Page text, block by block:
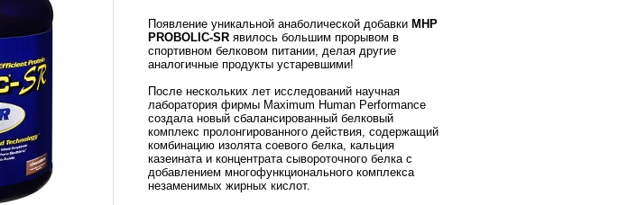
Появление уникальной анаболической добавки MHP
PROBOLIC-SR явилось большим прорывом в
спортивном белковом питании, делая другие
аналогичные продукты устаревшими!
После нескольких лет исследований научная
лаборатория фирмы Maximum Human Performance
создала новый сбалансированный белковый
комплекс пролонгированного действия, содержащий
комбинацию изолята соевого белка, кальция
казеината и концентрата сывороточного белка с
добавлением многофункционального комплекса
незаменимых жирных кислот.